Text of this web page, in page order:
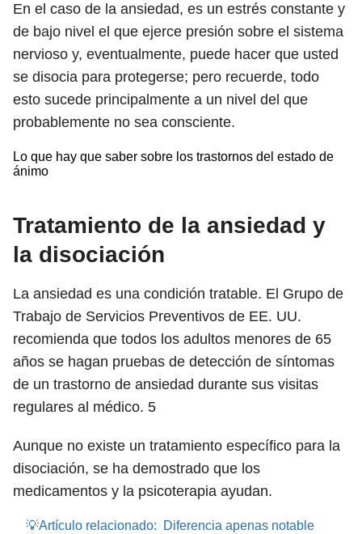
En el caso de la ansiedad, es un estrés constante y
de bajo nivel el que ejerce presión sobre el sistema
nervioso y, eventualmente, puede hacer que usted
se disocia para protegerse; pero recuerde, todo
esto sucede principalmente a un nivel del que
probablemente no sea consciente.
Lo que hay que saber sobre los trastornos del estado de
ánimo
Tratamiento de la ansiedad y
la disociación
La ansiedad es una condición tratable. El Grupo de
Trabajo de Servicios Preventivos de EE. UU.
recomienda que todos los adultos menores de 65
años se hagan pruebas de detección de síntomas
de un trastorno de ansiedad durante sus visitas
regulares al médico. 5
Aunque no existe un tratamiento específico para la
disociación, se ha demostrado que los
medicamentos y la psicoterapia ayudan.
💡Artículo relacionado:
Diferencia apenas notable